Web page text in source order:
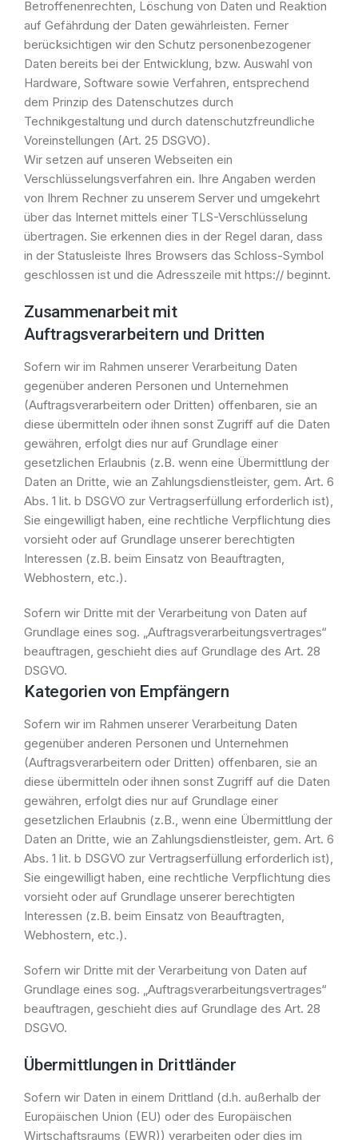
Betroffenenrechten, Löschung von Daten und Reaktion
auf Gefährdung der Daten gewährleisten. Ferner
berücksichtigen wir den Schutz personenbezogener
Daten bereits bei der Entwicklung, bzw. Auswahl von
Hardware, Software sowie Verfahren, entsprechend
dem Prinzip des Datenschutzes durch
Technikgestaltung und durch datenschutzfreundliche
Voreinstellungen (Art. 25 DSGVO).
Wir setzen auf unseren Webseiten ein
Verschlüsselungsverfahren ein. Ihre Angaben werden
von Ihrem Rechner zu unserem Server und umgekehrt
über das Internet mittels einer TLS-Verschlüsselung
übertragen. Sie erkennen dies in der Regel daran, dass
in der Statusleiste Ihres Browsers das Schloss-Symbol
geschlossen ist und die Adresszeile mit https:// beginnt.
Zusammenarbeit mit
Auftragsverarbeitern und Dritten
Sofern wir im Rahmen unserer Verarbeitung Daten
gegenüber anderen Personen und Unternehmen
(Auftragsverarbeitern oder Dritten) offenbaren, sie an
diese übermitteln oder ihnen sonst Zugriff auf die Daten
gewähren, erfolgt dies nur auf Grundlage einer
gesetzlichen Erlaubnis (z.B. wenn eine Übermittlung der
Daten an Dritte, wie an Zahlungsdienstleister, gem. Art. 6
Abs. 1 lit. b DSGVO zur Vertragserfüllung erforderlich ist),
Sie eingewilligt haben, eine rechtliche Verpflichtung dies
vorsieht oder auf Grundlage unserer berechtigten
Interessen (z.B. beim Einsatz von Beauftragten,
Webhostern, etc.).
Sofern wir Dritte mit der Verarbeitung von Daten auf
Grundlage eines sog. „Auftragsverarbeitungsvertrages“
beauftragen, geschieht dies auf Grundlage des Art. 28
DSGVO.
Kategorien von Empfängern
Sofern wir im Rahmen unserer Verarbeitung Daten
gegenüber anderen Personen und Unternehmen
(Auftragsverarbeitern oder Dritten) offenbaren, sie an
diese übermitteln oder ihnen sonst Zugriff auf die Daten
gewähren, erfolgt dies nur auf Grundlage einer
gesetzlichen Erlaubnis (z.B., wenn eine Übermittlung der
Daten an Dritte, wie an Zahlungsdienstleister, gem. Art. 6
Abs. 1 lit. b DSGVO zur Vertragserfüllung erforderlich ist),
Sie eingewilligt haben, eine rechtliche Verpflichtung dies
vorsieht oder auf Grundlage unserer berechtigten
Interessen (z.B. beim Einsatz von Beauftragten,
Webhostern, etc.).
Sofern wir Dritte mit der Verarbeitung von Daten auf
Grundlage eines sog. „Auftragsverarbeitungsvertrages“
beauftragen, geschieht dies auf Grundlage des Art. 28
DSGVO.
Übermittlungen in Drittländer
Sofern wir Daten in einem Drittland (d.h. außerhalb der
Europäischen Union (EU) oder des Europäischen
Wirtschaftsraums (EWR)) verarbeiten oder dies im